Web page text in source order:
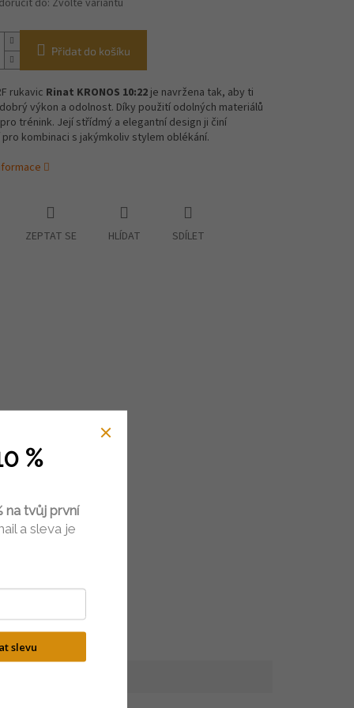
do: Zvolte variantu
Přidat do košíku
rukavic Rinat KRONOS 10:22je navržena tak, aby ti
výkon a odolnost. Díky použití odolných materiálů
trénink. Její střídmý a elegantní design ji činí
kombinaci s jakýmkoliv stylem oblékání.
ZEPTAT SE HLÍDAT SDÍLET
%
na tvůj první
a sleva je
slevu